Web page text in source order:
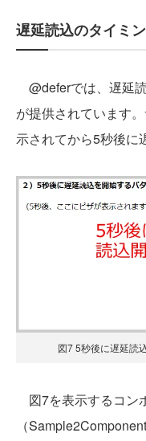
遅延読込のタイミ
@deferでは、遅延
が提供されています
示されてから5秒後に
図7 5秒後に遅延読
図7を表示するコン
（